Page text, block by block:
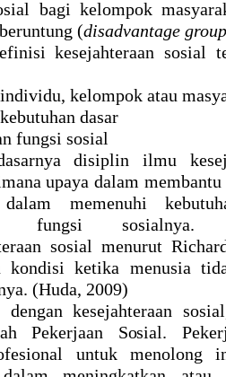
bagi kelompok
(disadvantage
kesejahteraan sosial
kelompok atau
dasar
fungsi sosial
disiplin ilmu
upaya dalam
dalam memenuhi
fungsi sosialnya.
sosial menurut
ketika menusia
(Huda, 2009)
dengan kesejahteraan
Pekerjaan Sosial.
untuk menolong